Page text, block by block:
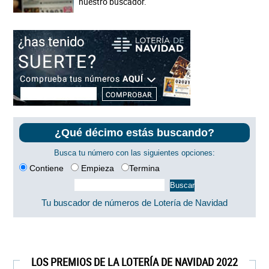
¿Qué décimo estás buscando?
Busca tu número con las siguientes opciones:
Contiene Empieza Termina
Tu buscador de números de Lotería de Navidad
LOS PREMIOS DE LA LOTERÍA DE NAVIDAD 2022